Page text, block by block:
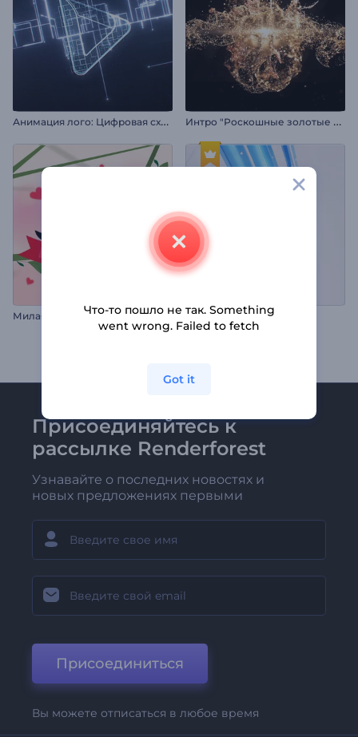
А
нимация лого: Цифровая схема И
нтро "Роскошные золотые частицы"
М
илая заставка ко Дню св. Валентина Анимация лого из лент
Присоединяйтесь к
рассылке Renderforest
Узнавайте о последних новостях и
новых предложениях первыми
Присоединиться
Вы можете отписаться в любое время
Что-то пошло не так. Something
went wrong. Failed to fetch
Got it